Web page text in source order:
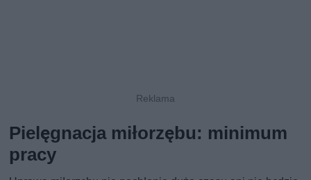
Pielęgnacja miłorzębu: minimum
pracy